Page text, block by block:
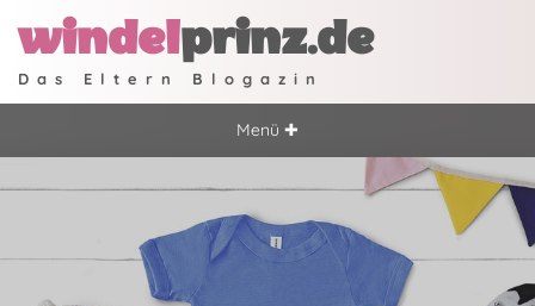
windelprinz.de
Das Eltern Blogazin
Menü ✚